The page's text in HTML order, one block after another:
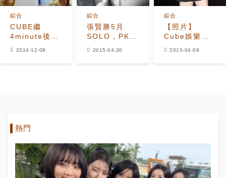
CUBE繼
4minute後時
綜合
2014-12-08
張賢勝5月
SOLO，PK
綜合
2015-04-20
【照片】
Cube娛樂掛
綜合
2015-04-09
熱門